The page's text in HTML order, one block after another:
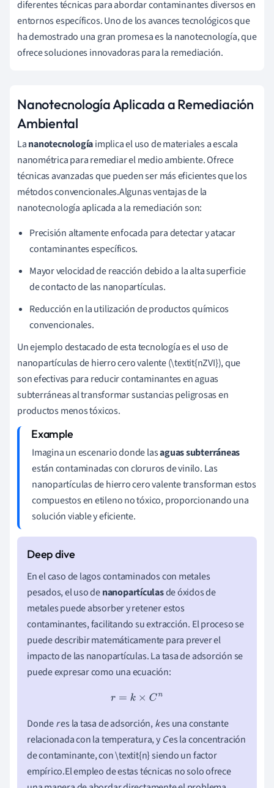
diferentes técnicas para abordar contaminantes diversos en
entornos específicos. Uno de los avances tecnológicos que
ha demostrado una gran promesa es la nanotecnología, que
ofrece soluciones innovadoras para la remediación.
Nanotecnología Aplicada a Remediación
Ambiental
Lananotecnologíaimplica el uso de materiales a escala
nanométrica para remediar el medio ambiente. Ofrece
técnicas avanzadas que pueden ser más eficientes que los
métodos convencionales.Algunas ventajas de la
nanotecnología aplicada a la remediación son:
Precisión altamente enfocada para detectar y atacar
contaminantes específicos.
Mayor velocidad de reacción debido a la alta superficie
de contacto de las nanopartículas.
Reducción en la utilización de productos químicos
convencionales.
Un ejemplo destacado de esta tecnología es el uso de
nanopartículas de hierro cero valente (\textit{nZVI}), que
son efectivas para reducir contaminantes en aguas
subterráneas al transformar sustancias peligrosas en
productos menos tóxicos.
Imagina un escenario donde lasaguas subterráneas
están contaminadas con cloruros de vinilo. Las
nanopartículas de hierro cero valente transforman estos
compuestos en etileno no tóxico, proporcionando una
solución viable y eficiente.
En el caso de lagos contaminados con metales
pesados, el uso denanopartículasde óxidos de
metales puede absorber y retener estos
contaminantes, facilitando su extracción. El proceso se
puede describir matemáticamente para prever el
impacto de las nanopartículas. La tasa de adsorción se
puede expresar como una ecuación:
r=k ×C n
Donderes la tasa de adsorción, kes una constante
relacionada con la temperatura, y Ces la concentración
de contaminante, con \textit{n} siendo un factor
empírico.El empleo de estas técnicas no solo ofrece